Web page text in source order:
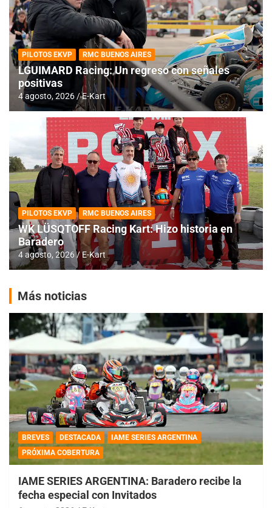
PILOTOS EKVP RMC BUENOS AIRES
LGUIMARD Racing: Un regreso con señales
positivas
4 agosto, 2026 E-Kart
PILOTOS EKVP RMC BUENOS AIRES
WK LÜSQTOFF Racing Kart: Hizo historia en
Baradero
4 agosto, 2026 E-Kart
Más noticias
BREVES DESTACADA
IAME SERIES ARGENTINA
PRÓXIMA COBERTURA
IAME SERIES ARGENTINA: Baradero recibe la
fecha especial con Invitados